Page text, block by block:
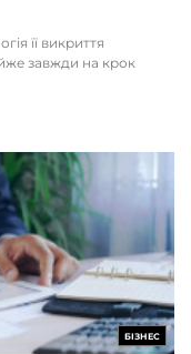
її викриття
завжди на крок
БІЗНЕС